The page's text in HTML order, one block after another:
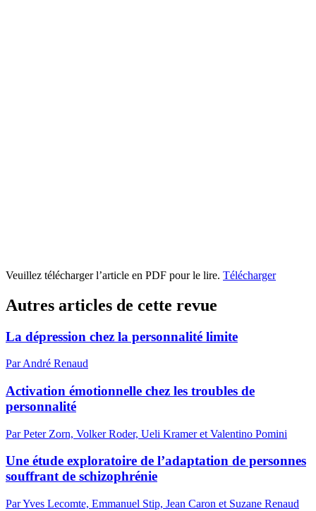
Veuillez télécharger l’article en PDF pour le lire. Télécharger
Autres articles de cette revue
La dépression chez la personnalité limite
Par André Renaud
Activation émotionnelle chez les troubles de
personnalité
Par Peter Zorn, Volker Roder, Ueli Kramer et Valentino Pomini
Une étude exploratoire de l’adaptation de personnes
souffrant de schizophrénie
Par Yves Lecomte, Emmanuel Stip, Jean Caron et Suzane Renaud